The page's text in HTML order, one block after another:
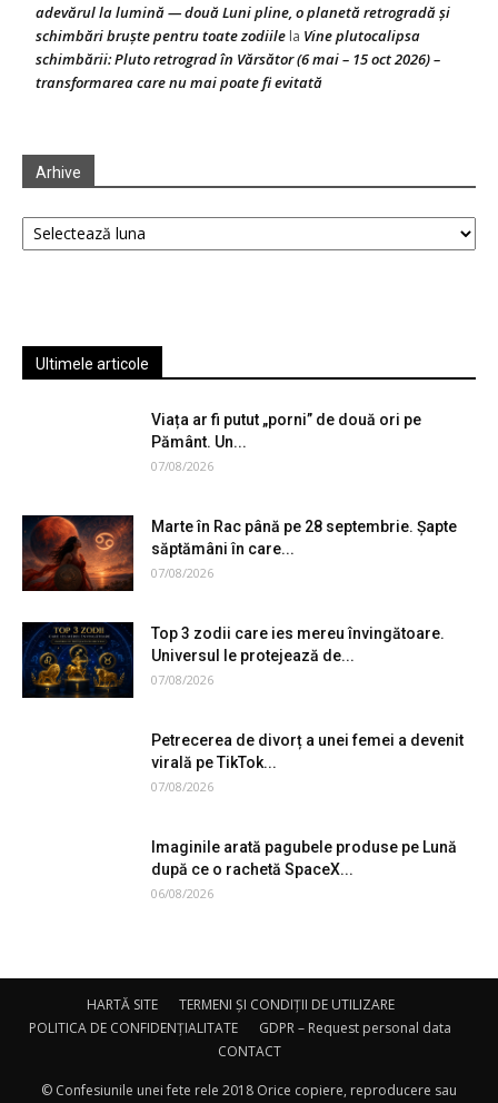
adevărul la lumină — două Luni pline, o planetă retrogradă și
schimbări bruște pentru toate zodiile la Vine plutocalipsa
schimbării: Pluto retrograd în Vărsător (6 mai – 15 oct 2026) –
transformarea care nu mai poate fi evitată
Arhive
Arhive
Ultimele articole
Viața ar fi putut „porni” de două ori pe
Pământ. Un...
07/08/2026
Marte în Rac până pe 28 septembrie. Șapte
săptămâni în care...
07/08/2026
Top 3 zodii care ies mereu învingătoare.
Universul le protejează de...
07/08/2026
Petrecerea de divorț a unei femei a devenit
virală pe TikTok...
07/08/2026
Imaginile arată pagubele produse pe Lună
după ce o rachetă SpaceX...
06/08/2026
HARTĂ SITE
TERMENI ȘI CONDIȚII DE UTILIZARE
POLITICA DE CONFIDENȚIALITATE
GDPR – Request personal data
CONTACT
© Confesiunile unei fete rele 2018 Orice copiere, reproducere sau